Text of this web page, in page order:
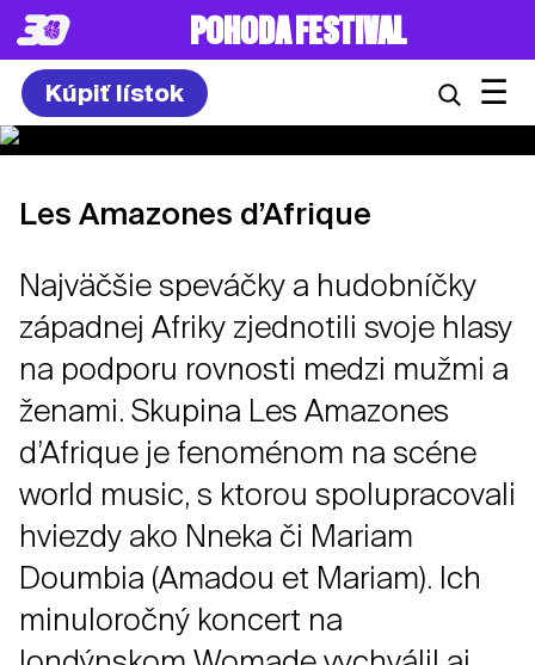
POHODA FESTIVAL
Kúpiť lístok ☰
Les Amazones d’Afrique
Najväčšie speváčky a hudobníčky
západnej Afriky zjednotili svoje hlasy
na podporu rovnosti medzi mužmi a
ženami. Skupina Les Amazones
d’Afrique je fenoménom na scéne
world music, s ktorou spolupracovali
hviezdy ako Nneka či Mariam
Doumbia (Amadou et Mariam). Ich
minuloročný koncert na